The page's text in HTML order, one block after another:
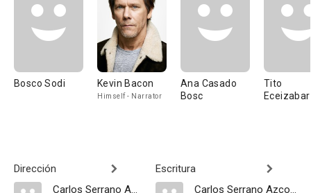
Bosco Sodi Kevin Bacon
Himself - Narrator
Ana Casado
Bosc
Tito
Dirección
Carlos Serrano Azcona
Escritura
Carlos Serrano Azcona